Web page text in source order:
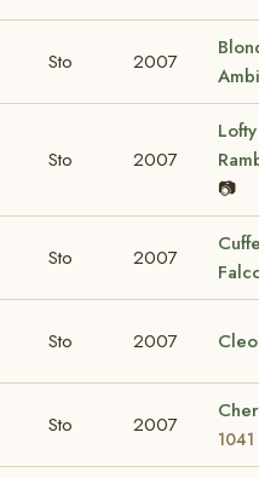
Sto 2007
Sto 2007
📷
Sto 2007
Sto 2007
Sto 2007
1041